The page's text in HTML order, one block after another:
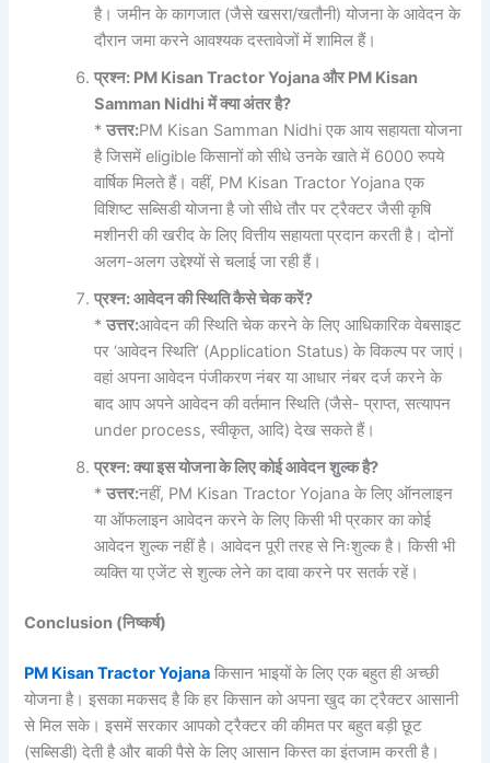
है। जमीन के कागजात (जैसे खसरा/खतौनी) योजना के आवेदन के
दौरान जमा करने आवश्यक दस्तावेजों में शामिल हैं।
प्रश्न: PM Kisan Tractor Yojanaऔर PM Kisan
Samman Nidhiमेंक्याअंतरहै?
*उत्तर:PM Kisan Samman Nidhi एक आय सहायता योजना
है जिसमें eligible किसानों को सीधे उनके खाते में 6000 रुपये
वार्षिक मिलते हैं। वहीं, PM Kisan Tractor Yojana एक
विशिष्ट सब्सिडी योजना है जो सीधे तौर पर ट्रैक्टर जैसी कृषि
मशीनरी की खरीद के लिए वित्तीय सहायता प्रदान करती है। दोनों
अलग-अलग उद्देश्यों से चलाई जा रही हैं।
प्रश्न:आवेदनकीस्थितिकैसेचेककरें?
*उत्तर:आवेदन की स्थिति चेक करने के लिए आधिकारिक वेबसाइट
पर ‘आवेदन स्थिति’ (Application Status) के विकल्प पर जाएं।
वहां अपना आवेदन पंजीकरण नंबर या आधार नंबर दर्ज करने के
बाद आप अपने आवेदन की वर्तमान स्थिति (जैसे- प्राप्त, सत्यापन
under process, स्वीकृत, आदि) देख सकते हैं।
प्रश्न:क्याइसयोजनाकेलिएकोईआवेदनशुल्कहै?
*उत्तर:नहीं, PM Kisan Tractor Yojana के लिए ऑनलाइन
या ऑफलाइन आवेदन करने के लिए किसी भी प्रकार का कोई
आवेदन शुल्क नहीं है। आवेदन पूरी तरह से निःशुल्क है। किसी भी
व्यक्ति या एजेंट से शुल्क लेने का दावा करने पर सतर्क रहें।
Conclusion (निष्कर्ष)
PM Kisan Tractor Yojana किसान भाइयों के लिए एक बहुत ही अच्छी
योजना है। इसका मकसद है कि हर किसान को अपना खुद का ट्रैक्टर आसानी
से मिल सके। इसमें सरकार आपको ट्रैक्टर की कीमत पर बहुत बड़ी छूट
(सब्सिडी) देती है और बाकी पैसे के लिए आसान किस्त का इंतजाम करती है।